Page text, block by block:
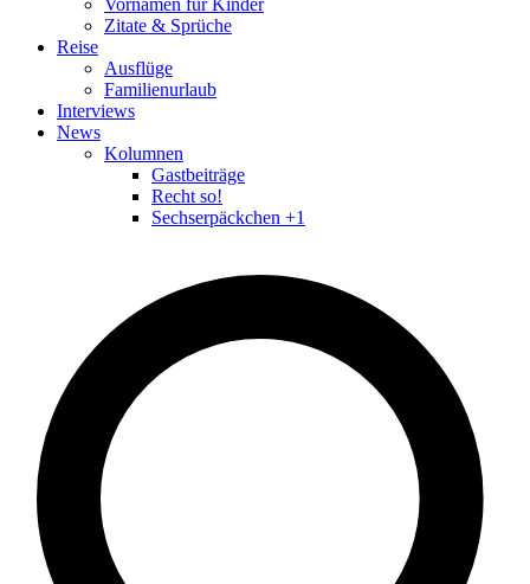
Vornamen für Kinder
Zitate & Sprüche
Reise
Ausflüge
Familienurlaub
Interviews
News
Kolumnen
Gastbeiträge
Recht so!
Sechserpäckchen +1